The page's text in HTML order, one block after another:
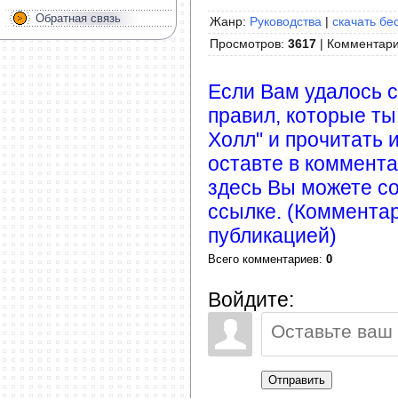
Обратная связь Жанр: Руководства | скачать
Просмотров: 3617 |
Если Вам удалось
правил, которые
Холл" и прочитать
оставте в
здесь Вы можете
ссылке.
публикацией)
Всего комментариев: 0
Войдите:
Отправить